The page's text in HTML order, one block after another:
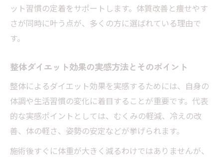
実際
無理な制限をせず整体で痩せる仕組みを解
ンス
整体による痩せた体験談と食生活の変化
姿勢改善が導くダイエット成功の秘訣とは
整体で姿勢を整えダイエット効果を高める
方法
整体ダイエットと姿勢の密接な関係性につ
ット習慣の定着をサポートします。体質改善と痩せやす
さが同時に叶う点が、多くの方に選ばれている理由で
す。
整体ダイエット効果の実感方法とそのポイント
整体によるダイエット効果を実感するためには、自身の
体調や生活習慣の変化に着目することが重要です。代表
的な実感ポイントとしては、むくみの軽減、冷えの改
善、体の軽さ、姿勢の安定などが挙げられます。
施術後すぐに体重が大きく減るわけではありませんが、